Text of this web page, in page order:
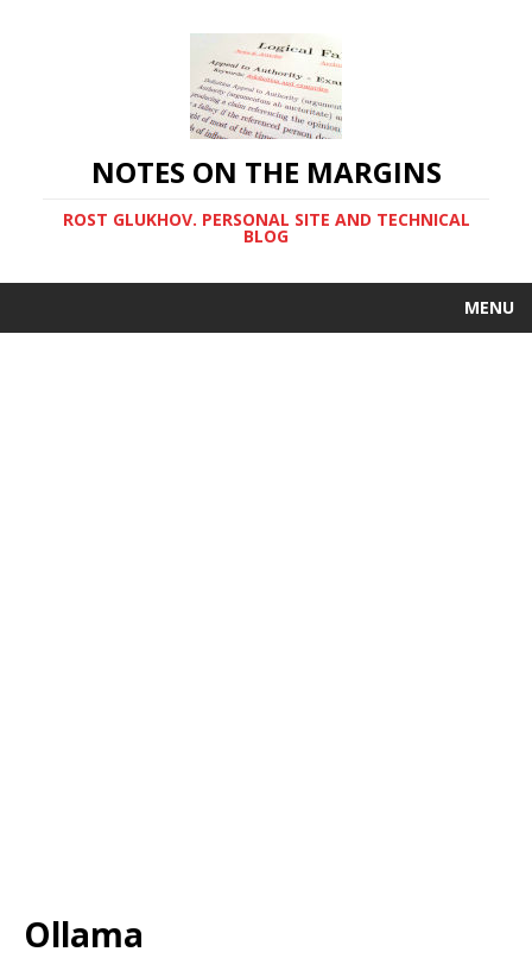
NOTES ON THE MARGINS
ROST GLUKHOV. PERSONAL SITE AND TECHNICAL
BLOG
MENU
Ollama